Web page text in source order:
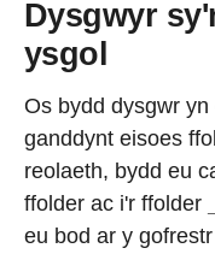
Dysgwyr
ysgol
Os bydd dysgwr
ganddynt eisoes
reolaeth, bydd eu
ffolder ac i'r ffolder
eu bod ar y